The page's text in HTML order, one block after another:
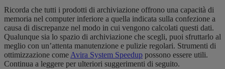
Ricorda che tutti i prodotti di archiviazione offrono una capacità di
memoria nel computer inferiore a quella indicata sulla confezione a
causa di discrepanze nel modo in cui vengono calcolati questi dati.
Qualunque sia lo spazio di archiviazione che scegli, puoi sfruttarlo al
meglio con un’attenta manutenzione e pulizie regolari. Strumenti di
ottimizzazione come Avira System Speedup possono essere utili.
Continua a leggere per ulteriori suggerimenti di seguito.